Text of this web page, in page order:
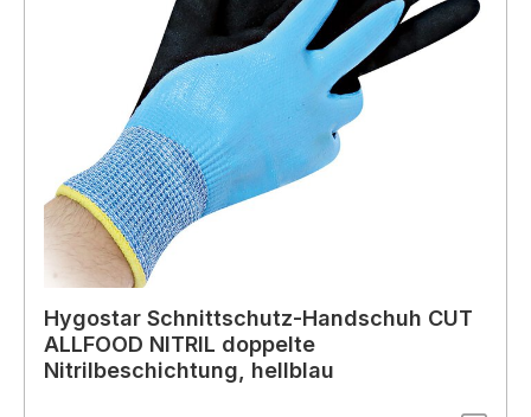
Hygostar Schnittschutz-Handschuh CUT
ALLFOOD NITRIL doppelte
Nitrilbeschichtung, hellblau